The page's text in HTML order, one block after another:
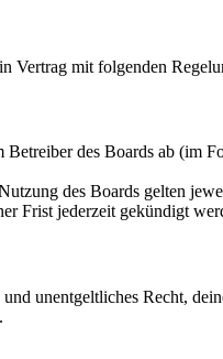
mit folgenden
des Boards ab (im
des Boards gelten
Frist jederzeit gekündigt
unentgeltliches Recht,